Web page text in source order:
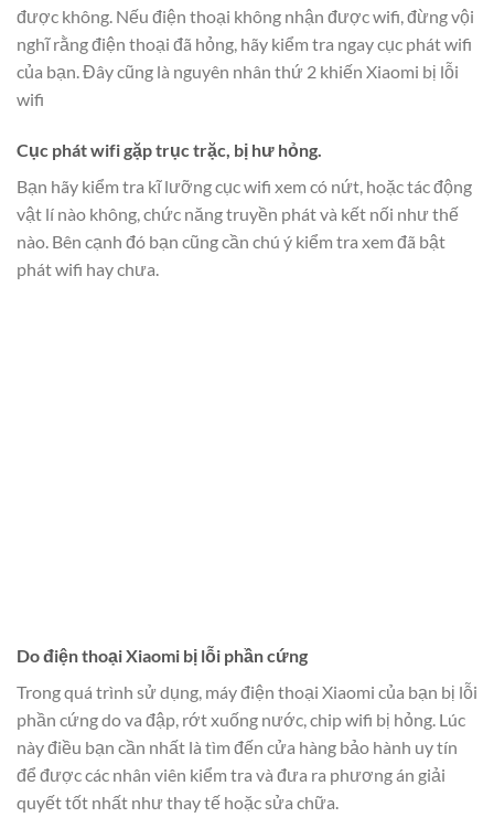
được không. Nếu điện thoại không nhận được wifi, đừng vội
nghĩ rằng điện thoại đã hỏng, hãy kiểm tra ngay cục phát wifi
của bạn. Đây cũng là nguyên nhân thứ 2 khiến Xiaomi bị lỗi
wifi
Cục phát wifi gặp trục trặc, bị hư hỏng.
Bạn hãy kiểm tra kĩ lưỡng cục wifi xem có nứt, hoặc tác động
vật lí nào không, chức năng truyền phát và kết nối như thế
nào. Bên cạnh đó bạn cũng cần chú ý kiểm tra xem đã bật
phát wifi hay chưa.
Do điện thoại Xiaomi bị lỗi phần cứng
Trong quá trình sử dụng, máy điện thoại Xiaomi của bạn bị lỗi
phần cứng do va đập, rớt xuống nước, chip wifi bị hỏng. Lúc
này điều bạn cần nhất là tìm đến cửa hàng bảo hành uy tín
để được các nhân viên kiểm tra và đưa ra phương án giải
quyết tốt nhất như thay tế hoặc sửa chữa.